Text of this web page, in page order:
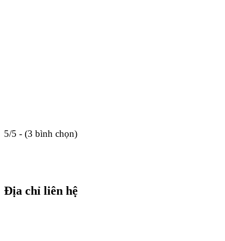
5/5 - (3 bình chọn)
Địa chỉ liên hệ